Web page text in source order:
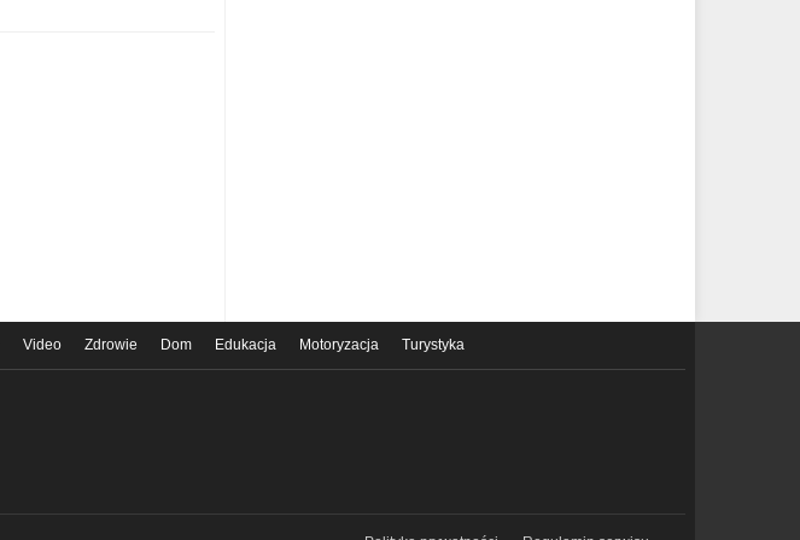
Video Zdrowie Dom Edukacja Motoryzacja Turystyka